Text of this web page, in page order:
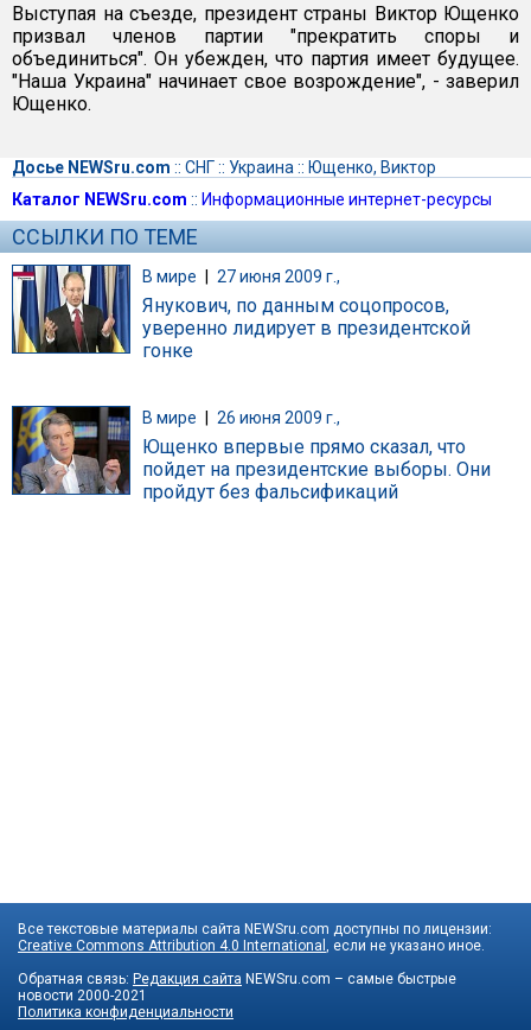
Выступая на съезде, президент страны Виктор Ющенко
призвал членов партии "прекратить споры и
объединиться". Он убежден, что партия имеет будущее.
"Наша Украина" начинает свое возрождение", - заверил
Ющенко.
Досье NEWSru.com :: СНГ:: Украина :: Ющенко, Виктор
Каталог NEWSru.com :: Информационные интернет-ресурсы
ССЫЛКИ ПО ТЕМЕ
В мире | 27 июня 2009 г.,
Янукович, по данным соцопросов,
уверенно лидирует в президентской
гонке
В мире 26 июня 2009 г.,
Ющенко впервые прямо сказал, что
пойдет на президентские выборы. Они
пройдут без фальсификаций
Все текстовые материалы сайта NEWSru.com доступны по лицензии:
Creative Commons Attribution 4.0 International , если не указано иное.
Обратная связь: Редакция сайта NEWSru.com – самые быстрые
новости 2000-2021
Политика конфиденциальности